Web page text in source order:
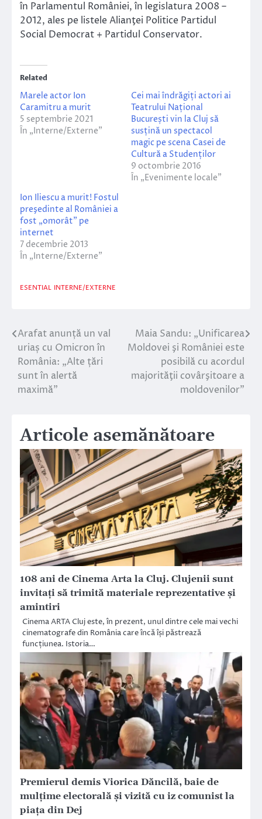
în Parlamentul României, în legislatura 2008 –
2012, ales pe listele Alianţei Politice Partidul
Social Democrat + Partidul Conservator.
Related
Marele actor Ion
Caramitru a murit
5 septembrie 2021
În „Interne/Externe”
Cei mai îndrăgiți actori ai
Teatrului Național
București vin la Cluj să
susțină un spectacol
magic pe scena Casei de
Cultură a Studenților
9 octombrie 2016
În „Evenimente locale”
Ion Iliescu a murit! Fostul
preşedinte al României a
fost „omorât” pe
internet
7 decembrie 2013
În „Interne/Externe”
ESENTIAL INTERNE/EXTERNE
Navigare
în
articole
Arafat anunță un val
uriaș cu Omicron în
România: „Alte țări
sunt în alertă
maximă”
Maia Sandu: „Unificarea
Moldovei şi României este
posibilă cu acordul
majorităţii covârşitoare a
moldovenilor”
Articole asemănătoare
108 ani de Cinema Arta la Cluj. Clujenii sunt
invitați să trimită materiale reprezentative și
amintiri
Cinema ARTA Cluj este, în prezent, unul dintre cele mai vechi
cinematografe din România care încă își păstrează
funcțiunea. Istoria…
Premierul demis Viorica Dăncilă, baie de
mulţime electorală şi vizită cu iz comunist la
piaţa din Dej